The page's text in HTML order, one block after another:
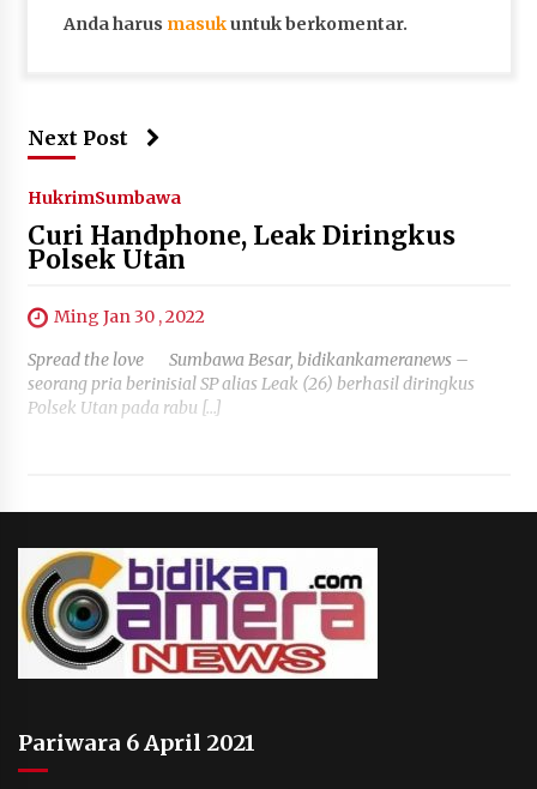
Anda harus masukuntuk berkomentar.
Next Post
HukrimSumbawa
Curi Handphone, Leak Diringkus
Polsek Utan
Ming Jan 30 , 2022
Spread the love Sumbawa Besar, bidikankameranews –
seorang pria berinisial SP alias Leak (26) berhasil diringkus
Polsek Utan pada rabu […]
Pariwara 6 April 2021